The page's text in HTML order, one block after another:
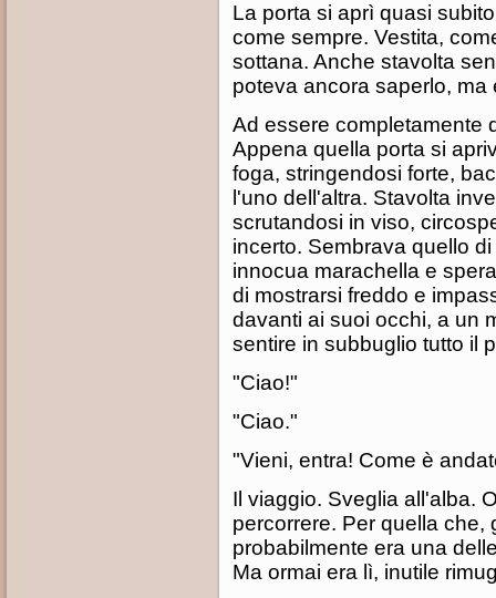
La porta si aprì quasi
come sempre. Vestita,
sottana. Anche stavolta
poteva ancora saperlo,
Ad essere completamente
Appena quella porta si
foga, stringendosi forte,
l'uno dell'altra. Stavolta
scrutandosi in viso,
incerto. Sembrava quello
innocua marachella e
di mostrarsi freddo e
davanti ai suoi occhi, a un
sentire in subbuglio tutto il
"Ciao!"
"Ciao."
"Vieni, entra! Come è
Il viaggio. Sveglia all'alba.
percorrere. Per quella che,
probabilmente era una
Ma ormai era lì, inutile